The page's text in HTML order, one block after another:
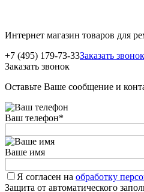
Интернет магазин товаров для
+7 (495) 179-73-33Заказать звонок
Заказать звонок
Оставьте Ваше сообщение и
Ваш телефон*
Ваше имя
Я согласен на обработку
Защита от автоматического